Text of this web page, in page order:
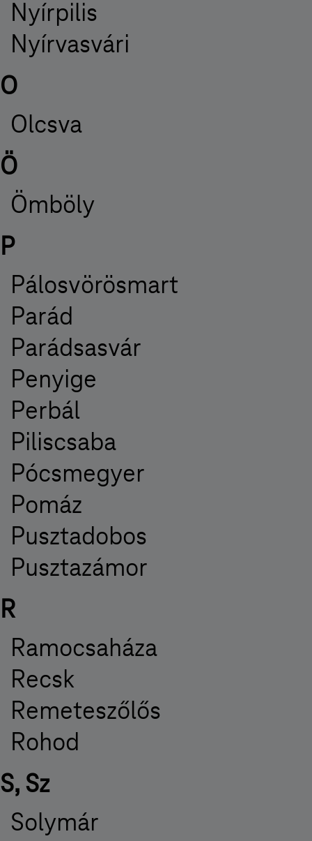
Nyírpilis
Nyírvasvári
O
Olcsva
Ö
Ömböly
P
Pálosvörösmart
Parád
Parádsasvár
Penyige
Perbál
Piliscsaba
Pócsmegyer
Pomáz
Pusztadobos
Pusztazámor
R
Ramocsaháza
Recsk
Remeteszőlős
Rohod
S, Sz
Solymár